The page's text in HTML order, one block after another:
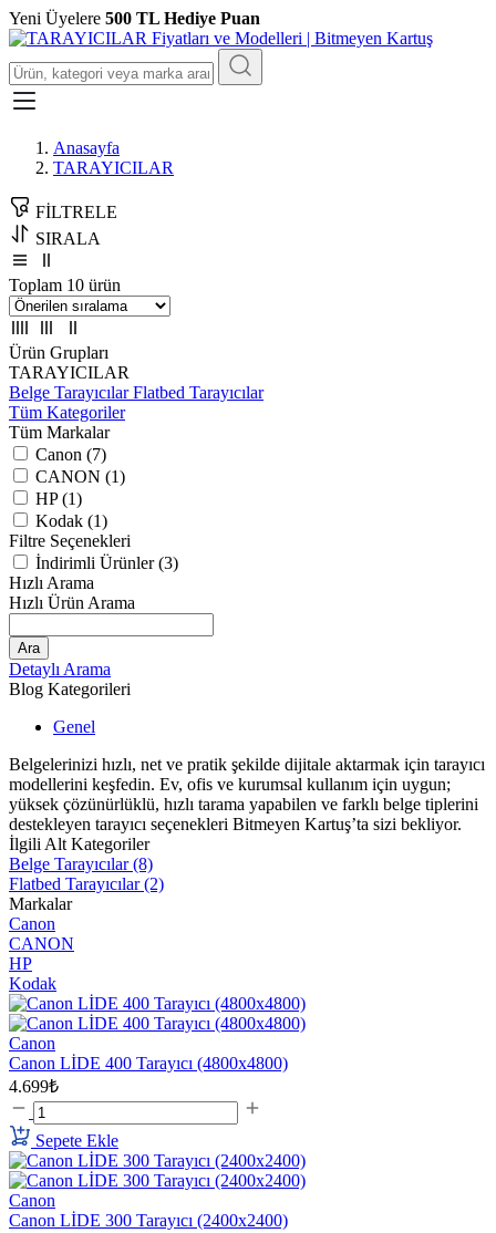
Yeni Üyelere 500 TL Hediye Puan
Anasayfa
TARAYICILAR
FİLTRELE
SIRALA
Toplam 10 ürün
Ürün Grupları
TARAYICILAR
Belge Tarayıcılar Flatbed Tarayıcılar
Tüm Kategoriler
Tüm Markalar
Canon (7)
CANON (1)
HP (1)
Kodak (1)
Filtre Seçenekleri
İndirimli Ürünler (3)
Hızlı Arama
Hızlı Ürün Arama
Ara
Detaylı Arama
Blog Kategorileri
Genel
Belgelerinizi hızlı, net ve pratik şekilde dijitale aktarmak için tarayıcı
modellerini keşfedin. Ev, ofis ve kurumsal kullanım için uygun;
yüksek çözünürlüklü, hızlı tarama yapabilen ve farklı belge tiplerini
destekleyen tarayıcı seçenekleri Bitmeyen Kartuş’ta sizi bekliyor.
İlgili Alt Kategoriler
Belge Tarayıcılar(8)
Flatbed Tarayıcılar(2)
Markalar
Canon
CANON
HP
Kodak
Canon
Canon LİDE 400 Tarayıcı (4800x4800)
4.699₺
Sepete Ekle
Canon
Canon LİDE 300 Tarayıcı (2400x2400)